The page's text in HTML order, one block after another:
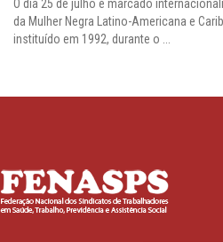
O dia 25 de julho é marcado
da Mulher Negra Latino-Americana e
instituído em 1992, durante o ...